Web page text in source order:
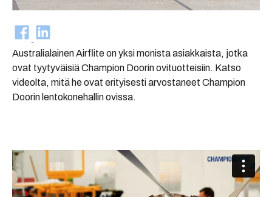
Australialainen Airflite on yksi monista asiakkaista, jotka
ovat tyytyväisiä Champion Doorin ovituotteisiin. Katso
videolta, mitä he ovat erityisesti arvostaneet Champion
Doorin lentokonehallin ovissa.